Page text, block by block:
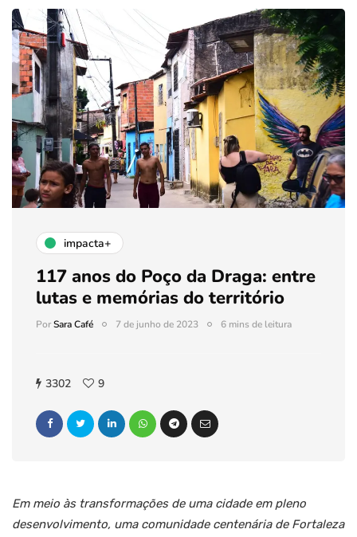
impacta+
117 anos do Poço da Draga: entre
lutas e memórias do território
PorSara Café 7 de junho de 2023 6 mins de leitura
3302 9
Em meio às transformações de uma cidade em pleno
desenvolvimento, uma comunidade centenária de Fortaleza